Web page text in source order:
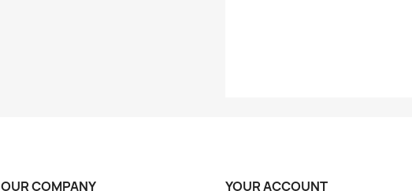
OUR COMPANY YOUR ACCOUNT